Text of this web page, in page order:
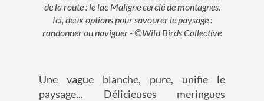
de la route : le lac Maligne cerclé de montagnes.
Ici, deux options pour savourer le paysage :
randonner ou naviguer - ©Wild Birds Collective
Une vague blanche, pure, unifie le
paysage... Délicieuses meringues